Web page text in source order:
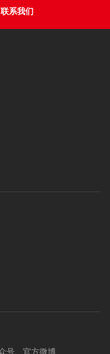
联系我们
号、官方微博